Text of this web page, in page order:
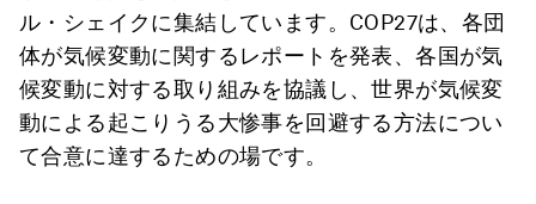
ル・シェイクに集結しています。COP27は、各団
体が気候変動に関するレポートを発表、各国が気
候変動に対する取り組みを協議し、世界が気候変
動による起こりうる大惨事を回避する方法につい
て合意に達するための場です。